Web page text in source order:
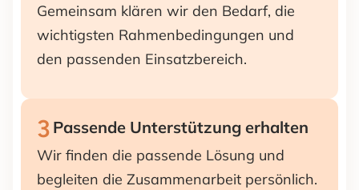
Gemeinsam klären wir den Bedarf, die
wichtigsten Rahmenbedingungen und
den passenden Einsatzbereich.
3 Passende Unterstützung erhalten
Wir finden die passende Lösung und
begleiten die Zusammenarbeit persönlich.